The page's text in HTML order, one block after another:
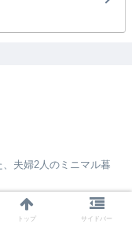
夫婦2人のミニマル暮
トップ サイドバー